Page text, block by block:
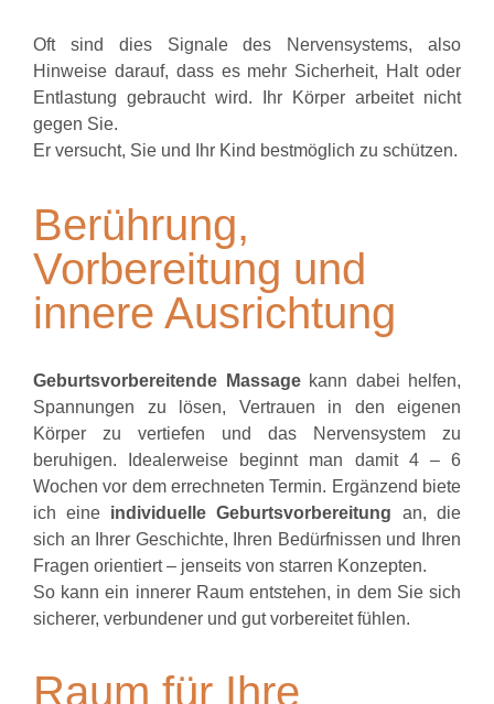
Oft sind dies Signale des Nervensystems, also
Hinweise darauf, dass es mehr Sicherheit, Halt oder
Entlastung gebraucht wird. Ihr Körper arbeitet nicht
gegen Sie.
Er versucht, Sie und Ihr Kind bestmöglich zu schützen.
Berührung,
Vorbereitung und
innere Ausrichtung
Geburtsvorbereitende Massage kann dabei helfen,
Spannungen zu lösen, Vertrauen in den eigenen
Körper zu vertiefen und das Nervensystem zu
beruhigen. Idealerweise beginnt man damit 4 – 6
Wochen vor dem errechneten Termin. Ergänzend biete
ich eine individuelle Geburtsvorbereitung an, die
sich an Ihrer Geschichte, Ihren Bedürfnissen und Ihren
Fragen orientiert – jenseits von starren Konzepten.
So kann ein innerer Raum entstehen, in dem Sie sich
sicherer, verbundener und gut vorbereitet fühlen.
Raum für Ihre